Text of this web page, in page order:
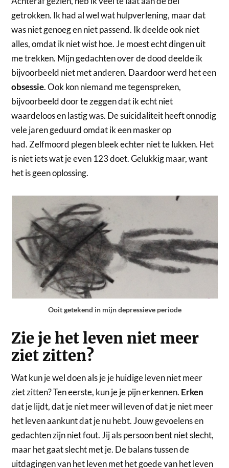
getrokken. Ik had al wel wat hulpverlening, maar dat
was niet genoeg en niet passend. Ik deelde ook niet
alles, omdat ik niet wist hoe. Je moest echt dingen uit
me trekken. Mijn gedachten over de dood deelde ik
bijvoorbeeld niet met anderen. Daardoor werd het een
obsessie. Ook kon niemand me tegenspreken,
bijvoorbeeld door te zeggen dat ik echt niet
waardeloos en lastig was. De suicidaliteit heeft onnodig
vele jaren geduurd omdat ik een masker op
had. Zelfmoord plegen bleek echter niet te lukken. Het
is niet iets wat je even 123 doet. Gelukkig maar, want
het is geen oplossing.
Ooit getekend in mijn depressieve periode
Zie je het leven niet meer
ziet zitten?
Wat kun je wel doen als je je huidige leven niet meer
ziet zitten? Ten eerste, kun je je pijn erkennen. Erken
dat je lijdt, dat je niet meer wil leven of dat je niet meer
het leven aankunt dat je nu hebt. Jouw gevoelens en
gedachten zijn niet fout. Jij als persoon bent niet slecht,
maar het gaat slecht met je. De balans tussen de
uitdagingen van het leven met het goede van het leven